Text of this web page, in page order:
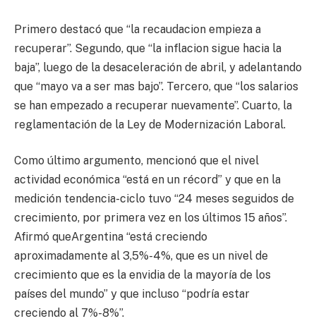
Primero destacó que “la recaudacion empieza a
recuperar”. Segundo, que “la inflacion sigue hacia la
baja”, luego de la desaceleración de abril, y adelantando
que “mayo va a ser mas bajo”. Tercero, que “los salarios
se han empezado a recuperar nuevamente”. Cuarto, la
reglamentación de la Ley de Modernización Laboral.
Como último argumento, mencionó que el nivel
actividad económica “está en un récord” y que en la
medición tendencia-ciclo tuvo “24 meses seguidos de
crecimiento, por primera vez en los últimos 15 años”.
Afirmó queArgentina “está creciendo
aproximadamente al 3,5%-4%, que es un nivel de
crecimiento que es la envidia de la mayoría de los
países del mundo” y que incluso “podría estar
creciendo al 7%-8%”.